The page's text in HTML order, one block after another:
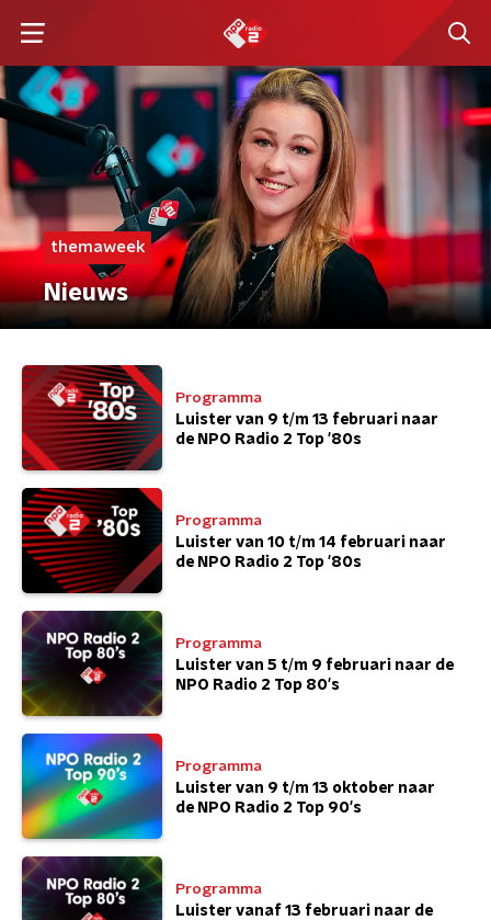
themaweek
Nieuws
Programma
Luister van 9 t/m 13 februari naar
de NPO Radio 2 Top '80s
Programma
Luister van 10 t/m 14 februari naar
de NPO Radio 2 Top '80s
Programma
Luister van 5 t/m 9 februari naar de
NPO Radio 2 Top 80's
Programma
Luister van 9 t/m 13 oktober naar
de NPO Radio 2 Top 90's
Programma
Luister vanaf 13 februari naar de